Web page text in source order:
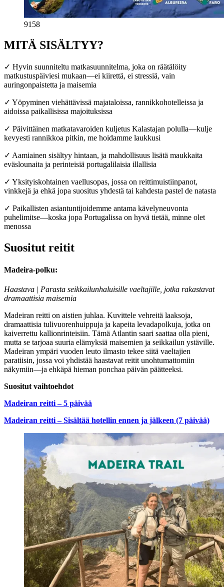
9158
MITÄ SISÄLTYY?
✓ Hyvin suunniteltu matkasuunnitelma, joka on räätälöity
matkustuspäiviesi mukaan—ei kiirettä, ei stressiä, vain
auringonpaistetta ja maisemia
✓ Yöpyminen viehättävissä majataloissa, rannikkohotelleissa ja
aidoissa paikallisissa majoituksissa
✓ Päivittäinen matkatavaroiden kuljetus Kalastajan polulla—kulje
kevyesti rannikkoa pitkin, me hoidamme laukkusi
✓ Aamiainen sisältyy hintaan, ja mahdollisuus lisätä maukkaita
eväslounaita ja perinteisiä portugalilaisia illallisia
✓ Yksityiskohtainen vaellusopas, jossa on reittimuistiinpanot,
vinkkejä ja ehkä jopa suositus yhdestä tai kahdesta pastel de natasta
✓ Paikallisten asiantuntijoidemme antama kävelyneuvonta
puhelimitse—koska jopa Portugalissa on hyvä tietää, minne olet
menossa
Suositut reitit
Madeira-polku:
Haastava | Parasta seikkailunhaluisille vaeltajille, jotka rakastavat
dramaattisia maisemia
Madeiran reitti on aistien juhlaa. Kuvittele vehreitä laaksoja,
dramaattisia tulivuorenhuippuja ja kapeita levadapolkuja, jotka on
kaiverrettu kallionrinteisiin. Tämä Atlantin saari saattaa olla pieni,
mutta se tarjoaa suuria elämyksiä maisemien ja seikkailun ystäville.
Madeiran ympäri vuoden leuto ilmasto tekee siitä vaeltajien
paratiisin, jossa voi yhdistää haastavat reitit unohtumattomiin
näkymiin—ja ehkäpä hieman ponchaa päivän päätteeksi.
Suositut vaihtoehdot
Madeiran reitti – 5 päivää
Madeiran reitti – Sisältää hotellin ennen ja jälkeen (7 päivää)